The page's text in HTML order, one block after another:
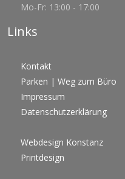
Mo-Fr: 13:00 - 17:00
Links
Kontakt
Parken | Weg zum Büro
Impressum
Datenschutzerklärung
Webdesign Konstanz
Printdesign